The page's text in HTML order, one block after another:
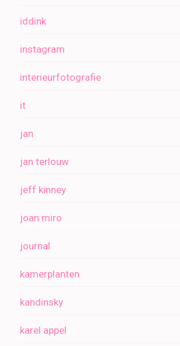
iddink
instagram
interieurfotografie
it
jan
jan terlouw
jeff kinney
joan miro
journal
kamerplanten
kandinsky
karel appel